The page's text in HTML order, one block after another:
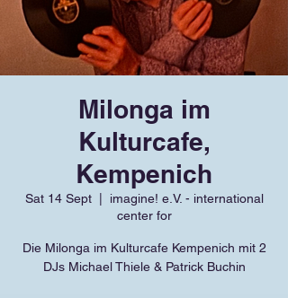
Milonga im
Kulturcafe,
Kempenich
Sat 14 Sept
  |
imagine! e.V. - international
center for
Die Milonga im Kulturcafe Kempenich mit 2
DJs Michael Thiele & Patrick Buchin